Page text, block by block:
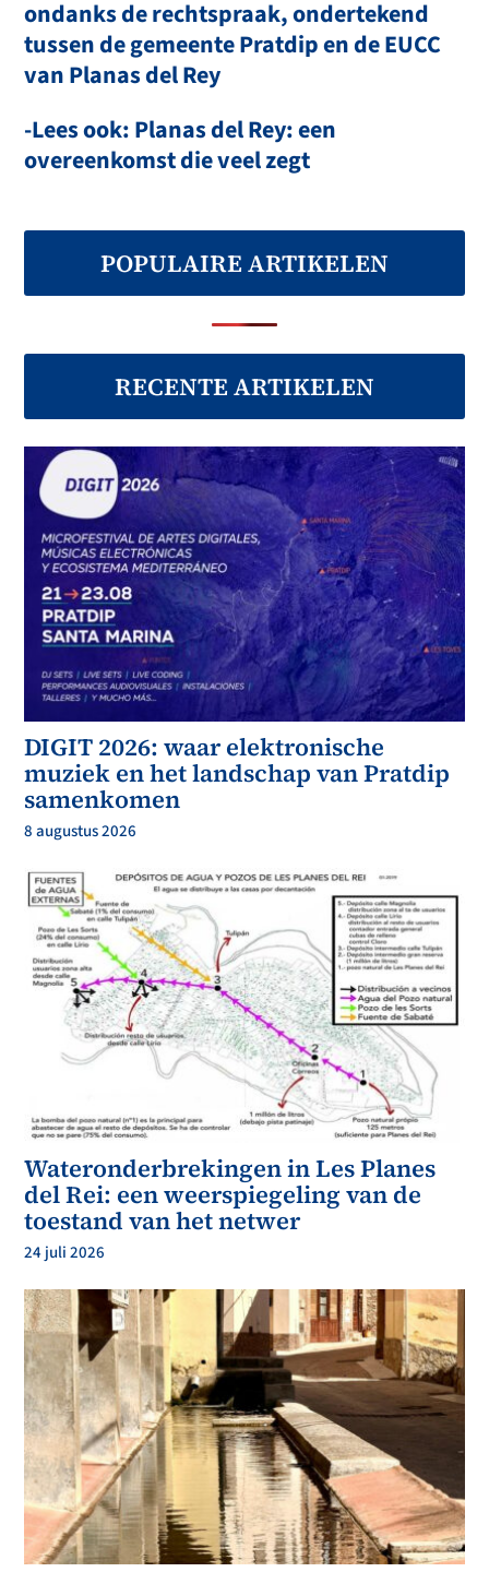
ondanks de rechtspraak, ondertekend
tussen de gemeente Pratdip en de EUCC
van Planas del Rey
-Lees ook: Planas del Rey: een
overeenkomst die veel zegt
POPULAIRE ARTIKELEN
RECENTE ARTIKELEN
DIGIT 2026: waar elektronische
muziek en het landschap van Pratdip
samenkomen
8 augustus 2026
Wateronderbrekingen in Les Planes
del Rei: een weerspiegeling van de
toestand van het netwer
24 juli 2026